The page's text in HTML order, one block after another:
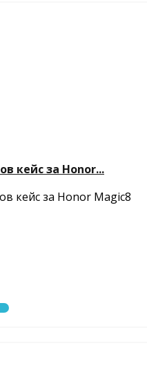
кейс за Honor...
кейс за Honor Magic8